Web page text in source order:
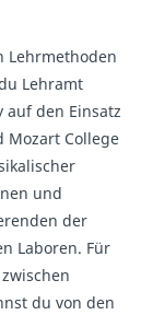
Lehrmethoden
Lehramt
den Einsatz
Mozart College
und
der
Laboren. Für
du von den